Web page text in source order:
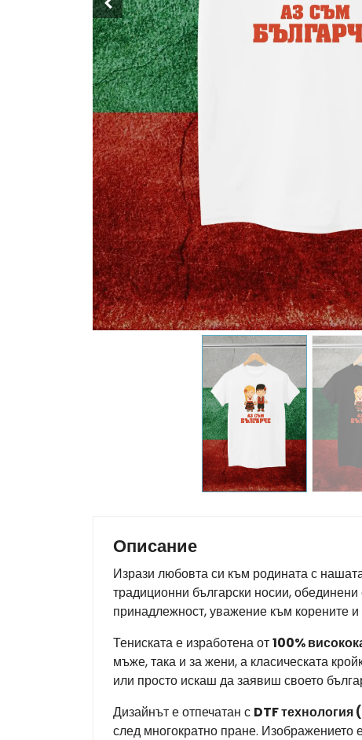
Описание
Изрази любовта си към родината с
традиционни български носии,
принадлежност, уважение към корените и
Тениската е изработена от100%
мъже, така и за жени, а класическата
или просто искаш да заявиш своето
Дизайнът е отпечатан с DTF
след многократно пране. Изображението